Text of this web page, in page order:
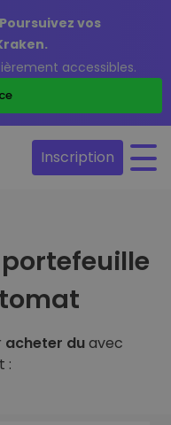
vos
accessibles.
Inscription
acheter duavec
: